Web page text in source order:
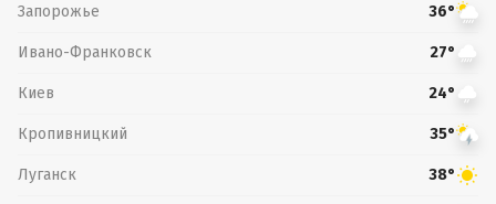
Запорожье 36°
Ивано-Франковск 27°
Киев 24°
Кропивницкий 35°
Луганск 38°